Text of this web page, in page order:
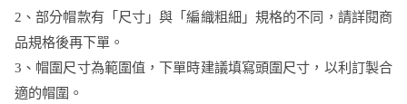
2、部分帽款有「尺寸」與「編織粗細」規格的不同，請詳閱商
品規格後再下單。
3、帽圍尺寸為範圍值，下單時建議填寫頭圍尺寸，以利訂製合
適的帽圍。